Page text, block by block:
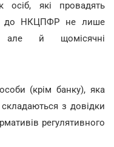
осіб, які провадять
до НКЦПФР не лише
але й щомісячні
(крім банку), яка
складаються з довідки
регулятивного